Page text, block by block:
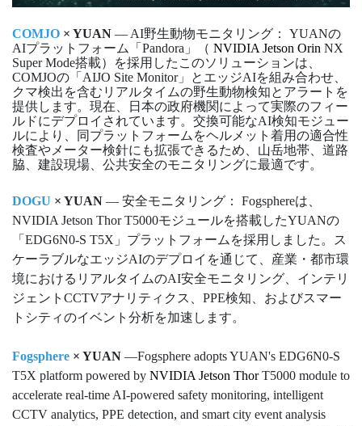
COMJO × YUAN — AI野生動物モニタリング： YUANの
AIプラットフォーム「Pandora」（ NVIDIA Jetson Orin NX
Super Mode搭載）を採用したこのソリューションは、
COMJOの「AIJO Site Monitor」とエッジAIを組み合わせ、
クマ検出を含むリアルタイムの野生動物検知とアラートを
提供します。現在、日本の政府機関によって実際のフィー
ルドにデプロイされています。交換可能なAI検知モジュー
ルにより、同プラットフォームをヘルメット着用の適合性
検査やメーター検針にも拡張できるため、山岳地帯、道路
脇、建設現場、公共安全のモニタリングに最適です。
DOGU × YUAN — 安全モニタリング： Fogsphereは、
NVIDIA Jetson Thor T5000モジュールを搭載したYUANの
「EDG6N0-S T5X」プラットフォームを採用しました。ス
ケーラブルなエッジAIのデプロイを通じて、産業・都市環
境におけるリアルタイムのAI安全モニタリング、インテリ
ジェントCCTVアナリティクス、PPE検知、およびスマー
トシティのイベント分析を加速します。
Fogsphere × YUAN —Fogsphere adopts YUAN's EDG6N0-S
T5X platform powered by NVIDIA Jetson ThorT5000 module to
accelerate real-time AI-powered safety monitoring, intelligent
CCTV analytics, PPE detection, and smart city event analysis